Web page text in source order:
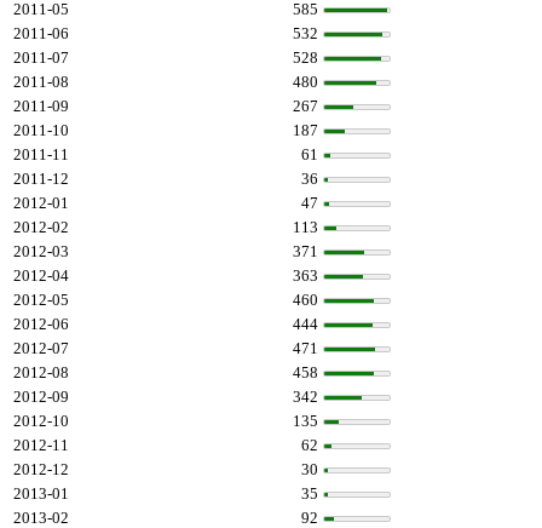
2011-05
585
2011-06
532
2011-07
528
2011-08
480
2011-09
267
2011-10
187
2011-11
61
2011-12
36
2012-01
47
2012-02
113
2012-03
371
2012-04
363
2012-05
460
2012-06
444
2012-07
471
2012-08
458
2012-09
342
2012-10
135
2012-11
62
2012-12
30
2013-01
35
2013-02
92